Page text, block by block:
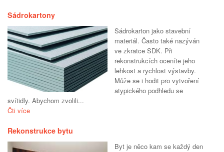
Sádrokartony
Sádrokarton jako stavební
materiál. Často také nazýván
ve zkratce SDK. Při
rekonstrukcích oceníte jeho
lehkost a rychlost výstavby.
Může se i hodit pro vytvoření
atypického podhledu se
svítidly. Abychom zvolili...
Čti více
Rekonstrukce bytu
Byt je něco kam se každý den